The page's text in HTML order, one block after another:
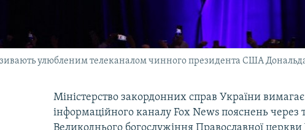
улюбленим телеканалом чинного президента США
Міністерство закордонних справ України
інформаційного каналу Fox News пояснень через